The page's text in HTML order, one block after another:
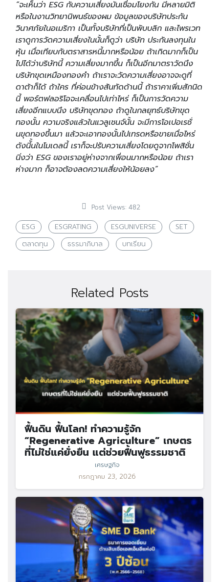
“จะเห็นว่า ESG กับความเสี่ยงมันเชื่อมโยงกัน มีหลายมิติ
หรือในงานวิทยานิพนธ์ของผม ข้อมูลของบริษัทประกัน
วินาศภัยในอเมริกา เป็นทั้งบริษัทที่เป็นพับบลิก และไพรเวท
เราดูการวัดความเสี่ยงในนั้นก็ดูว่า บริษัท ประกันลงทุนใน
หุ้น เมื่อเทียบกับตราสารหนี้มากหรือน้อย ถ้าเกิดมากก็เป็น
ไปได้ว่าบริษัทนี้ ความเสี่ยงมากขึ้น ก็เป็นอีกมาตราวัดนึง
บริษัทขุดเหมืองทองคำ ถ้าเราจะวัดความเสี่ยงอาจจะดูที่
ดาต้าก็ได้ ถ้าใคร ที่ค่อนข้างสันทัดด้านนี้ ถ้าราคาเพิ่มสักนิด
นี้ พอร์ตฟลอริโอจะเคลื่อนไปเท่าไหร่ ก็เป็นการวัดความ
เสี่ยงอีกแบบนึง บริษัทขุดทอง ถ้าดูในกลยุทธ์บริษัทขุด
ทองนั้น ความจริงแล้วในแวลูเชนจ์นั้น จะมีการโอเปอเรชั่
นขุดทองขึ้นมา แล้วจะเอาทองนั้นไปเทรดหรือขายเมื่อไหร่
ดังนีั้นในโมเดลนี้ เราก็จะปรับความเสี่ยงโดยดูจากโพสิชั่น
นิ่งว่า ESG ของเราอยู่ห่างจากเพื่อนมากหรือน้อย ถ้าเรา
ห่างมาก ก็อาจต้องลดความเสี่ยงให้น้อยลง”
Post Views: 482
ESG ESGRATING ESGUNIVERSE
SET
ตลาดทุน
ธรรมาภิบาล บทเรียน
Related Posts
ฟื้นดิน ฟื้นโลก! ทำความรู้จัก
“Regenerative Agriculture” เกษตร
ที่ไม่ใช่แค่ยั่งยืน แต่ช่วยฟื้นฟูธรรมชาติ
เศรษฐกิจ
กรกฎาคม 23, 2026